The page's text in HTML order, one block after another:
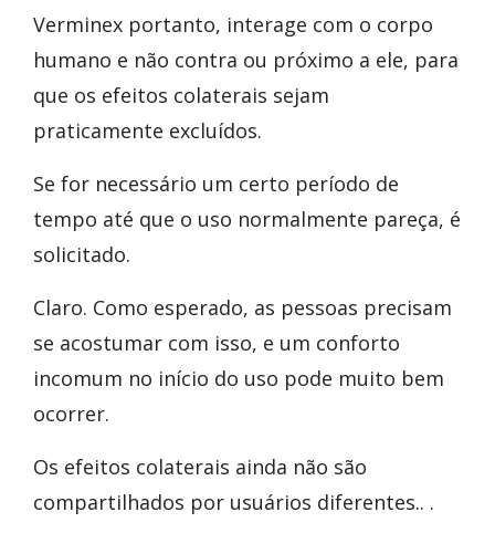
Verminex portanto, interage com o corpo
humano e não contra ou próximo a ele, para
que os efeitos colaterais sejam
praticamente excluídos.
Se for necessário um certo período de
tempo até que o uso normalmente pareça, é
solicitado.
Claro. Como esperado, as pessoas precisam
se acostumar com isso, e um conforto
incomum no início do uso pode muito bem
ocorrer.
Os efeitos colaterais ainda não são
compartilhados por usuários diferentes.. .